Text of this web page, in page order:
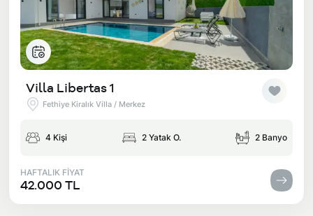
Villa Libertas 1
Fethiye Kiralık Villa / Merkez
4 Kişi 2 Yatak O. 2 Banyo
HAFTALIK FİYAT
42.000 TL